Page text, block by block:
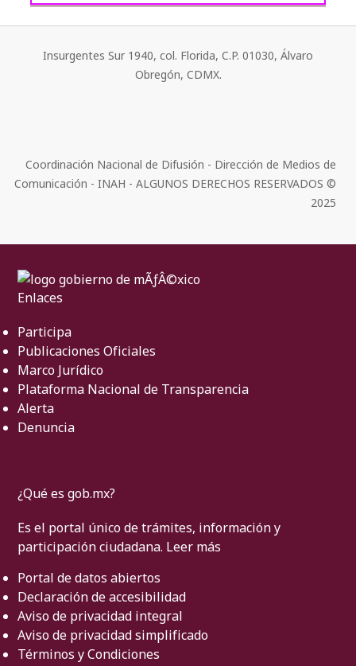
Insurgentes Sur 1940, col. Florida, C.P. 01030, Álvaro
Obregón, CDMX.
Coordinación Nacional de Difusión - Dirección de Medios de
Comunicación - INAH - ALGUNOS DERECHOS RESERVADOS ©
2025
Enlaces
Participa
Publicaciones Oficiales
Marco Jurídico
Plataforma Nacional de Transparencia
Alerta
Denuncia
¿Qué es gob.mx?
Es el portal único de trámites, información y
participación ciudadana. Leer más
Portal de datos abiertos
Declaración de accesibilidad
Aviso de privacidad integral
Aviso de privacidad simplificado
Términos y Condiciones